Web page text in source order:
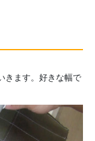
きます。好きな幅で